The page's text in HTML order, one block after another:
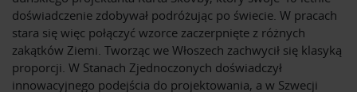
doświadczenie zdobywał podróżując po świecie. W pracach
stara się więc połączyć wzorce zaczerpnięte z różnych
zakątków Ziemi. Tworząc we Włoszech zachwycił się klasyką
proporcji. W Stanach Zjednoczonych doświadczył
innowacyjnego podejścia do projektowania, a w Szwecji